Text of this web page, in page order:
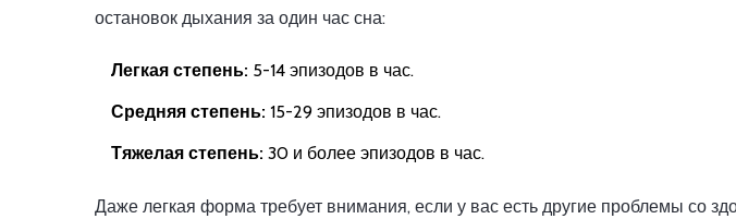
остановок дыхания за один час сна:
Легкая степень: 5-14 эпизодов в час.
Средняя степень: 15-29 эпизодов в час.
Тяжелая степень: 30 и более эпизодов в час.
Даже легкая форма требует внимания, если у вас есть другие проблемы со